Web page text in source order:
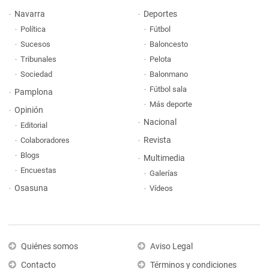
Navarra
Política
Sucesos
Tribunales
Sociedad
Pamplona
Opinión
Editorial
Colaboradores
Blogs
Encuestas
Osasuna
Deportes
Fútbol
Baloncesto
Pelota
Balonmano
Fútbol sala
Más deporte
Nacional
Revista
Multimedia
Galerías
Vídeos
Quiénes somos
Contacto
Aviso Legal
Términos y condiciones